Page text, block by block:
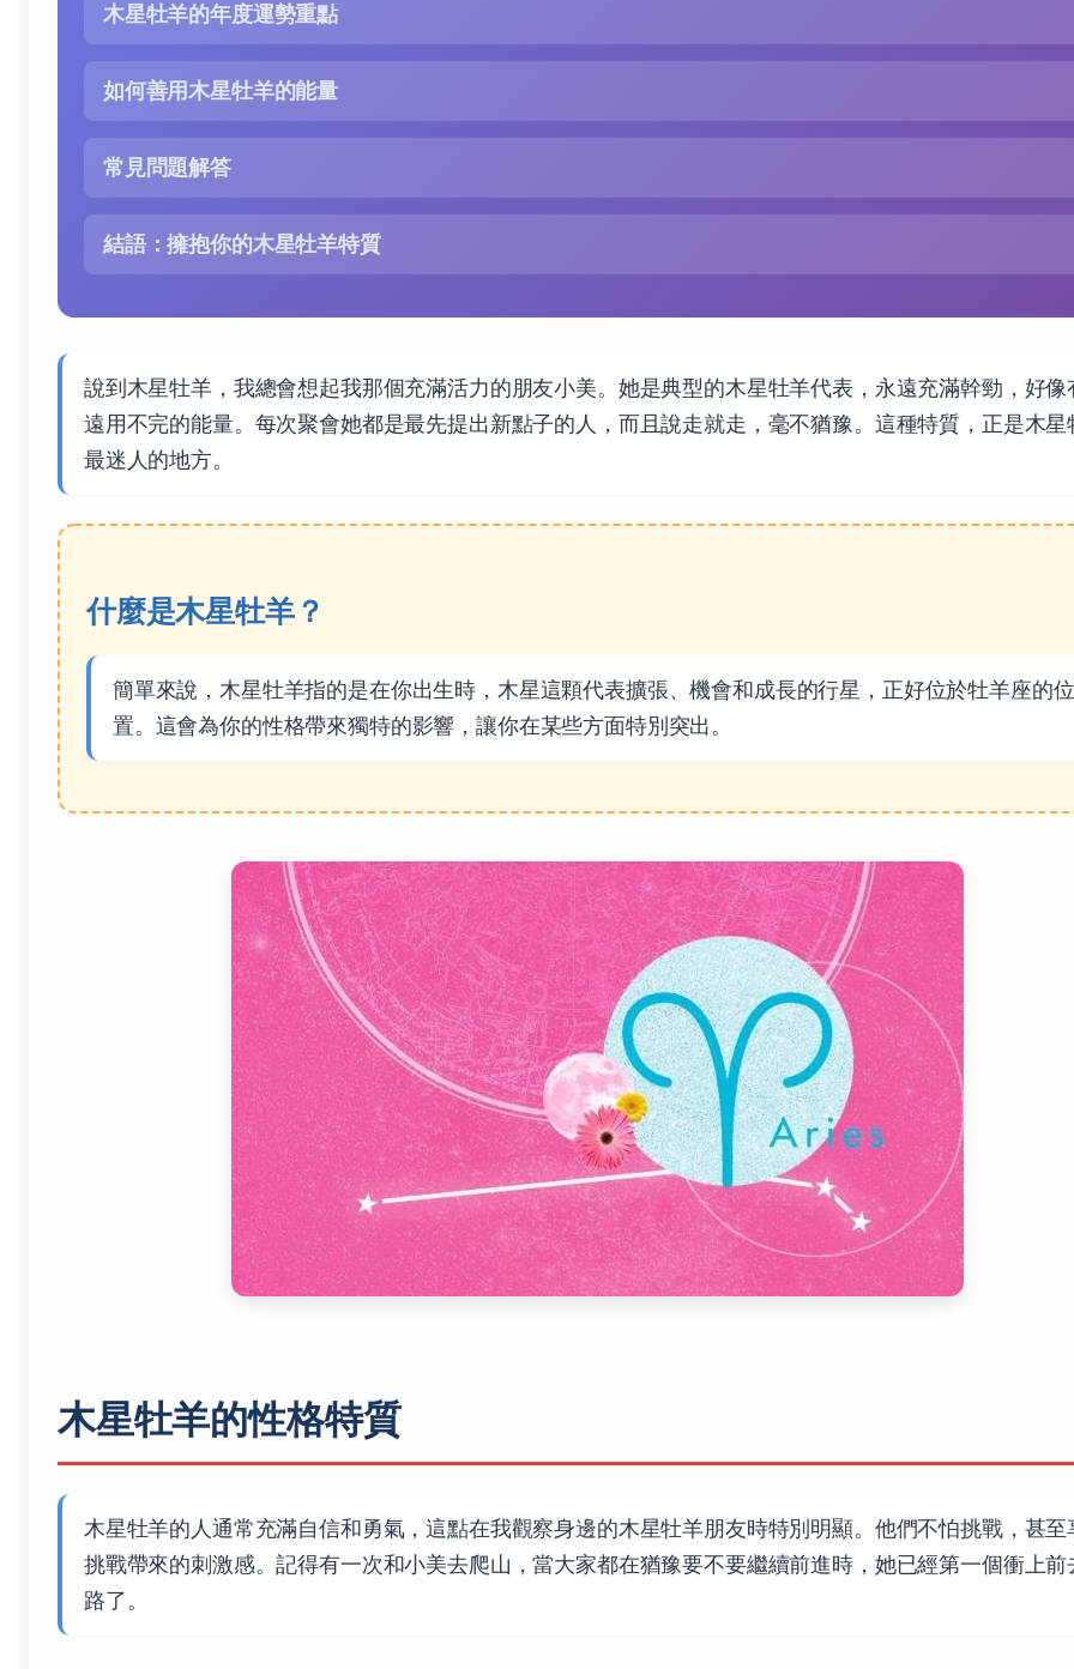
木星牡羊的年度運勢重點
如何善用木星牡羊的能量
常見問題解答
結語：擁抱你的木星牡羊特質
說到木星牡羊，我總會想起我那個充滿活力的朋友小美。她是典型的木星牡羊代表，永遠充滿幹勁，好像
遠用不完的能量。每次聚會她都是最先提出新點子的人，而且說走就走，毫不猶豫。這種特質，正是木星
最迷人的地方。
什麼是木星牡羊？
簡單來說，木星牡羊指的是在你出生時，木星這顆代表擴張、機會和成長的行星，正好位於牡羊座的位
置。這會為你的性格帶來獨特的影響，讓你在某些方面特別突出。
木星牡羊的性格特質
木星牡羊的人通常充滿自信和勇氣，這點在我觀察身邊的木星牡羊朋友時特別明顯。他們不怕挑戰，甚至
挑戰帶來的刺激感。記得有一次和小美去爬山，當大家都在猶豫要不要繼續前進時，她已經第一個衝上前
路了。